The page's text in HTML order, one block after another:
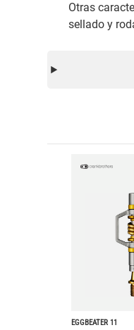
Otras
sellado y
EGGBEATER 11